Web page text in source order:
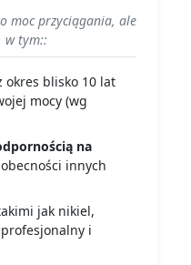
moc przyciągania, ale
w tym::
okres blisko 10 lat
mocy (wg
na
innych
jak nikiel,
i